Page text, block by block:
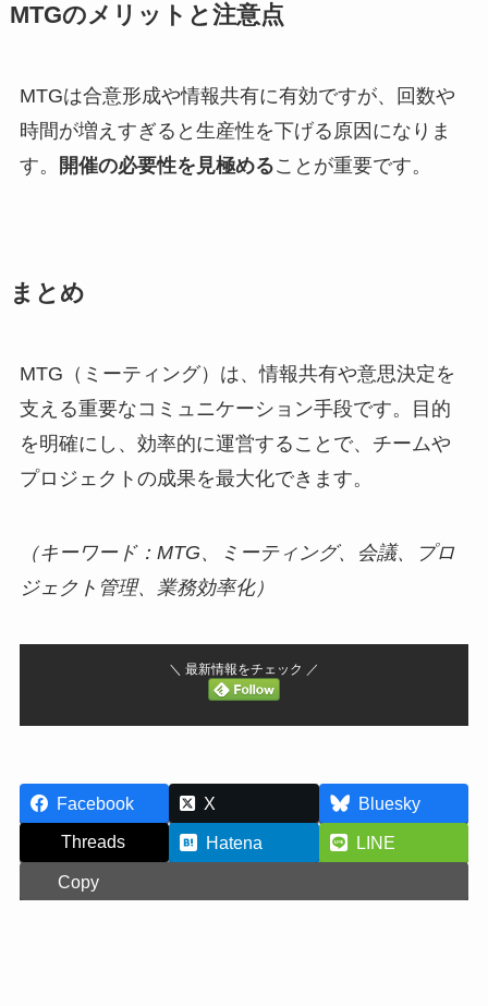
MTGのメリットと注意点
MTGは合意形成や情報共有に有効ですが、回数や
時間が増えすぎると生産性を下げる原因になりま
す。
開催の必要性を見極めることが重要です。
まとめ
MTG（ミーティング）は、情報共有や意思決定を
支える重要なコミュニケーション手段です。目的
を明確にし、効率的に運営することで、チームや
プロジェクトの成果を最大化できます。
（キーワード：MTG、ミーティング、会議、プロ
ジェクト管理、業務効率化）
＼ 最新情報をチェック ／
Facebook X
Bluesky
Threads
Hatena
LINE
Copy